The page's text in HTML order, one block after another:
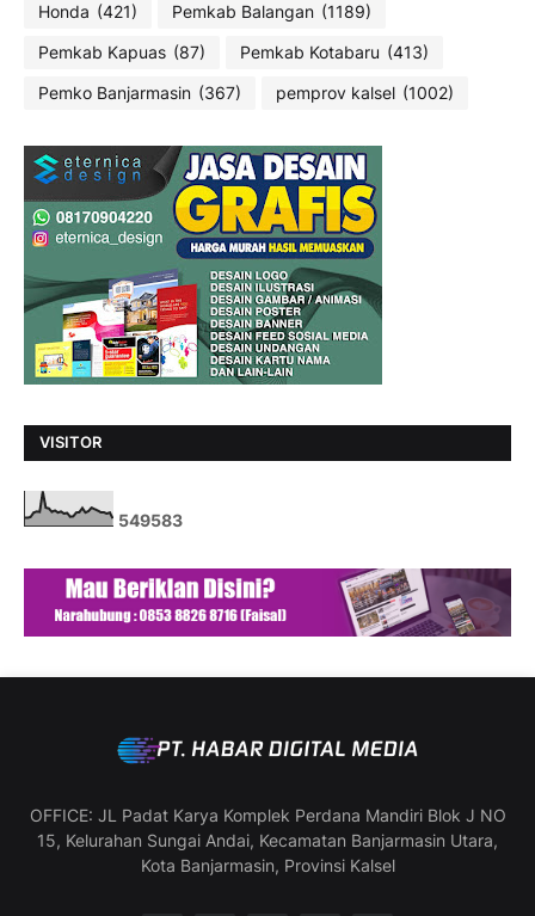
Honda (421) Pemkab Balangan (1189)
Pemkab Kapuas (87) Pemkab Kotabaru (413)
Pemko Banjarmasin (367) pemprov kalsel (1002)
VISITOR
549583
OFFICE: JL Padat Karya Komplek Perdana Mandiri Blok J NO
15, Kelurahan Sungai Andai, Kecamatan Banjarmasin Utara,
Kota Banjarmasin, Provinsi Kalsel